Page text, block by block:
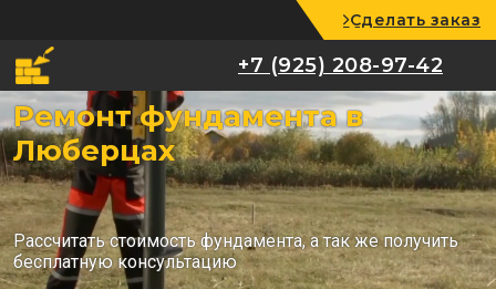
+7 (925) 208-97-42
Сделать заказ
+7 (925) 208-97-42
Ремонт фундамента в
Люберцах
Рассчитать стоимость фундамента, а так же получить
бесплатную консультацию